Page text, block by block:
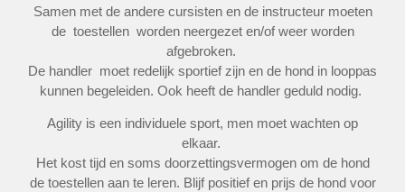
Samen met de andere cursisten en de instructeur moeten
de toestellen worden neergezet en/of weer worden
afgebroken.
De handler moet redelijk sportief zijn en de hond in looppas
kunnen begeleiden. Ook heeft de handler geduld nodig.
Agility is een individuele sport, men moet wachten op
elkaar.
Het kost tijd en soms doorzettingsvermogen om de hond
de toestellen aan te leren. Blijf positief en prijs de hond voor